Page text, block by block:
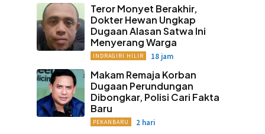
Teror Monyet Berakhir,
Dokter Hewan Ungkap
Dugaan Alasan Satwa Ini
Menyerang Warga
INDRAGIRI HILIR 18 jam
Makam Remaja Korban
Dugaan Perundungan
Dibongkar, Polisi Cari Fakta
Baru
PEKANBARU 2 hari